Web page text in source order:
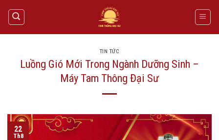
TIN TỨC
Luồng Gió Mới Trong Ngành Dưỡng Sinh –
Máy Tam Thông Đại Sư
22
Th8